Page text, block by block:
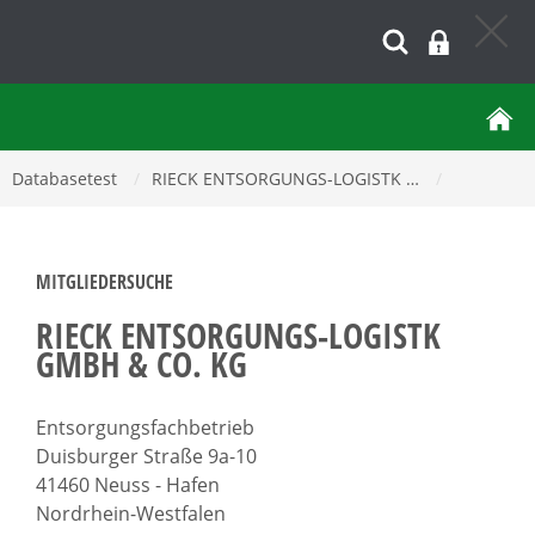
Databasetest RIECK ENTSORGUNGS-LOGISTK …
MITGLIEDERSUCHE
RIECK ENTSORGUNGS-LOGISTK
GMBH & CO. KG
Entsorgungsfachbetrieb
Duisburger Straße 9a-10
41460 Neuss - Hafen
Nordrhein-Westfalen